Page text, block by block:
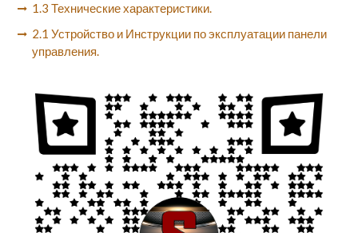
1.3 Технические характеристики.
2.1 Устройство и Инструкции по эксплуатации панели
управления.